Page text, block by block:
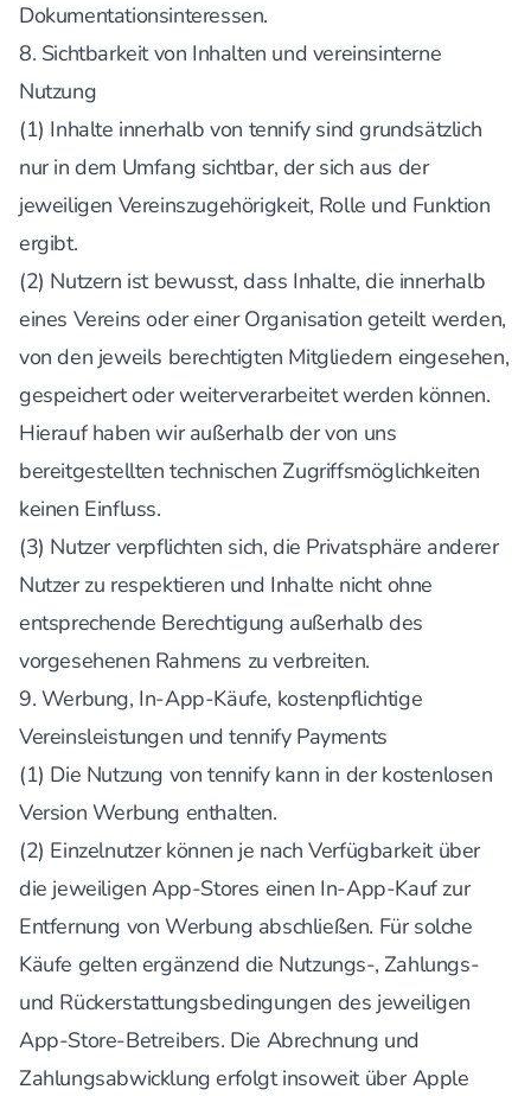
Dokumentationsinteressen.
8. Sichtbarkeit von Inhalten und vereinsinterne
Nutzung
(1) Inhalte innerhalb von tennify sind grundsätzlich
nur in dem Umfang sichtbar, der sich aus der
jeweiligen Vereinszugehörigkeit, Rolle und Funktion
ergibt.
(2) Nutzern ist bewusst, dass Inhalte, die innerhalb
eines Vereins oder einer Organisation geteilt werden,
von den jeweils berechtigten Mitgliedern eingesehen,
gespeichert oder weiterverarbeitet werden können.
Hierauf haben wir außerhalb der von uns
bereitgestellten technischen Zugriffsmöglichkeiten
keinen Einfluss.
(3) Nutzer verpflichten sich, die Privatsphäre anderer
Nutzer zu respektieren und Inhalte nicht ohne
entsprechende Berechtigung außerhalb des
vorgesehenen Rahmens zu verbreiten.
9. Werbung, In-App-Käufe, kostenpflichtige
Vereinsleistungen und tennify Payments
(1) Die Nutzung von tennify kann in der kostenlosen
Version Werbung enthalten.
(2) Einzelnutzer können je nach Verfügbarkeit über
die jeweiligen App-Stores einen In-App-Kauf zur
Entfernung von Werbung abschließen. Für solche
Käufe gelten ergänzend die Nutzungs-, Zahlungs-
und Rückerstattungsbedingungen des jeweiligen
App-Store-Betreibers. Die Abrechnung und
Zahlungsabwicklung erfolgt insoweit über Apple